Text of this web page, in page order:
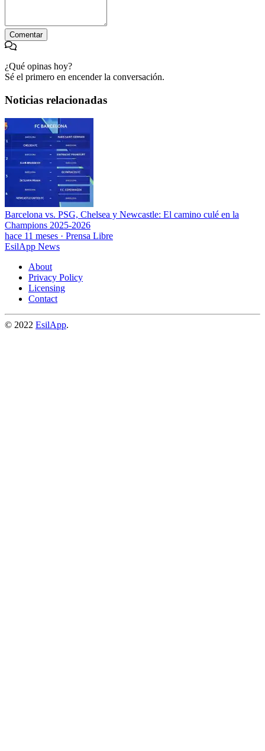
Comentar
¿Qué opinas hoy?
Sé el primero en encender la conversación.
Noticias relacionadas
Barcelona vs. PSG, Chelsea y Newcastle: El camino culé en la
Champions 2025-2026
hace 11 meses · Prensa Libre
EsilApp News
About
Privacy Policy
Licensing
Contact
© 2022 EsilApp.